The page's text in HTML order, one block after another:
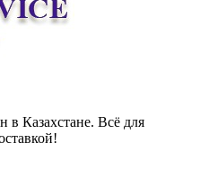
в Казахстане. Всё для